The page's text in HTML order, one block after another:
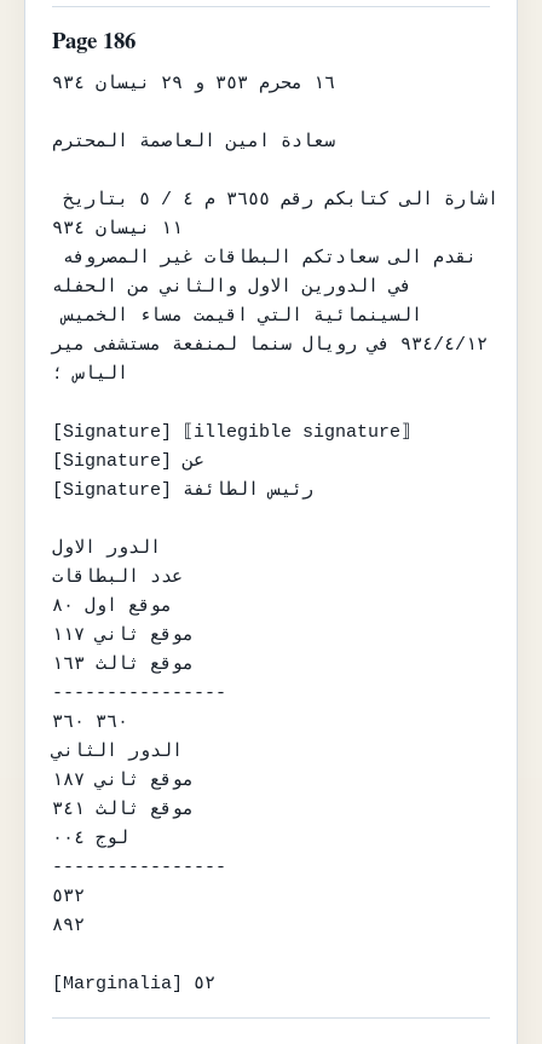
Page 186
١٦ محرم ٣٥٣ و ٢٩ نيسان ٩٣٤
سعادة امين العاصمة المحترم
اشارة الى كتابكم رقم ٣٦٥٥ م ٤ / ٥ بتاريخ
١١ نيسان ٩٣٤
في الدورين الاول والثاني من الحفله
السينمائية التي اقيمت مساء الخميس
٩٣٤/٤/١٢ في رويال سنما لمنفعة مستشفى مير
الياس ؛
[Signature] ⟦illegible signature⟧
[Signature] عن
[Signature] رئيس الطائفة
الدور الاول
عدد البطاقات
موقع اول ٨٠
موقع ثاني ١١٧
موقع ثالث ١٦٣
----------------
٣٦٠ ٣٦٠
الدور الثاني
موقع ثاني ١٨٧
موقع ثالث ٣٤١
لوج ٠٠٤
----------------
٥٣٢
٨٩٢
[Marginalia] ٥٢